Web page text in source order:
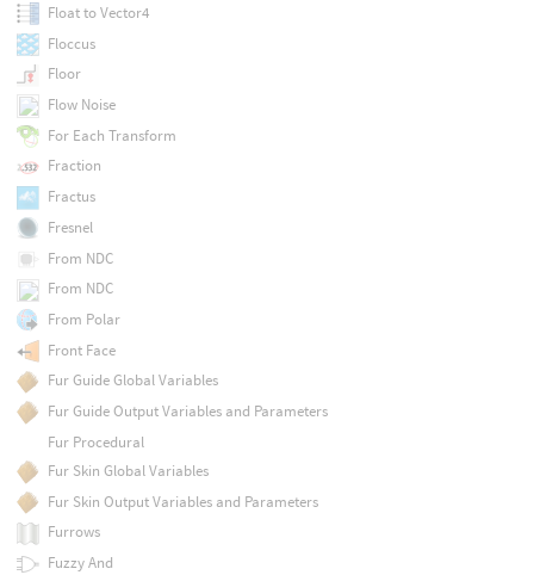
Float to Vector4
Floccus
Floor
Flow Noise
For Each Transform
Fraction
Fractus
Fresnel
From NDC
From NDC
From Polar
Front Face
Fur Guide Global Variables
Fur Guide Output Variables and Parameters
Fur Procedural
Fur Skin Global Variables
Fur Skin Output Variables and Parameters
Furrows
Fuzzy And